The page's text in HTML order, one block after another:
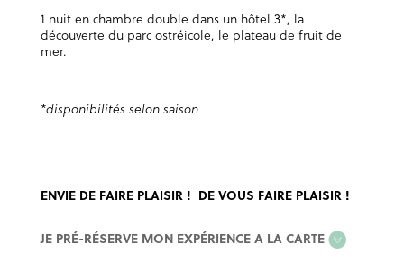
1 nuit en chambre double dans un hôtel 3*, la
découverte du parc ostréicole, le plateau de fruit de
mer.
*disponibilités selon saison
ENVIE DE FAIRE PLAISIR ! DE VOUS FAIRE PLAISIR !
EXPERIENCE
JE PRÉ-RÉSERVE MON EXPÉRIENCE A LA CARTE